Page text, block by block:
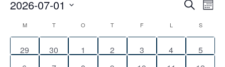
Search
and
Views
Sök
2026-07-01
datum.
Kalender
av
Evenemang
M T O T F L S
0
29
0
30
0
1
0
2
0
3
0
4
0
5